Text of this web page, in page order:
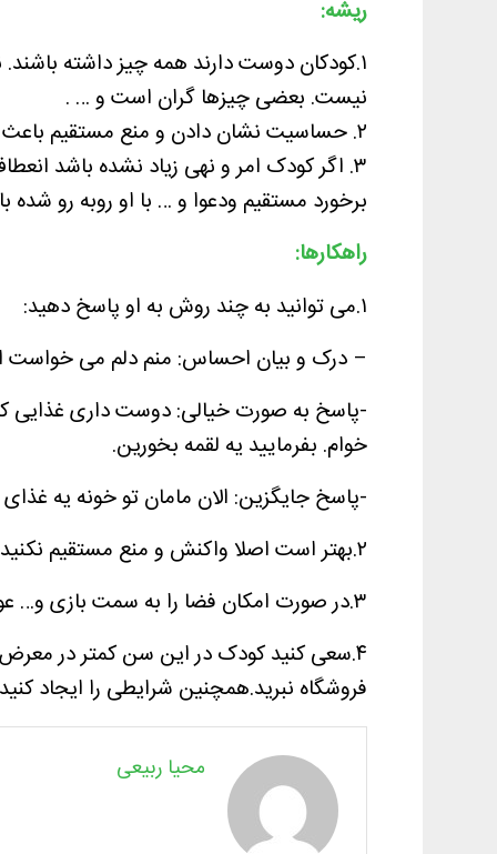
ریشه:
۱.کودکان دوست دارند همه چیز داشته
نیست. بعضی چیزها گران است و … .
۲. حساسیت نشان دادن و منع مستقیم باعث لجبازی بیشتر کودک می‌شود.
۳. اگر کودک امر و نهی زیاد نشده باشد
برخورد مستقیم ودعوا و … با او روبه رو
راهکارها:
۱.می توانید به چند روش به او پاسخ دهید:
– درک و بیان احساس: منم دلم می خواست
-پاسخ به صورت خیالی: دوست داری غذایی
خوام. بفرمایید یه لقمه بخورین.
-پاسخ جایگزین: الان مامان تو خونه یه
۲.بهتر است اصلا واکنش و منع مستقیم نکنید تا لجبازی او برانگیخته نشود.
۳.در صورت امکان فضا را به سمت بازی و… عوض کنید.
۴.سعی کنید کودک در این سن کمتر در معرض
فروشگاه نبرید.همچنین شرایطی را ایجاد
محیا ربیعی